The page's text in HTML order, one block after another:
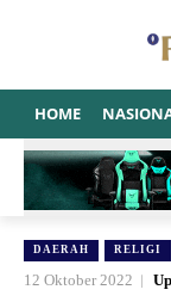
HOME
DAERAH RELIGI
12 Oktober 2022